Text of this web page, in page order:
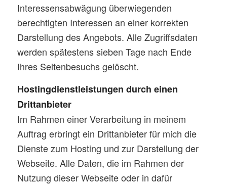
Interessensabwägung überwiegenden
berechtigten Interessen an einer korrekten
Darstellung des Angebots. Alle Zugriffsdaten
werden spätestens sieben Tage nach Ende
Ihres Seitenbesuchs gelöscht.
Hostingdienstleistungen durch einen
Drittanbieter
Im Rahmen einer Verarbeitung in meinem
Auftrag erbringt ein Drittanbieter für mich die
Dienste zum Hosting und zur Darstellung der
Webseite. Alle Daten, die im Rahmen der
Nutzung dieser Webseite oder in dafür